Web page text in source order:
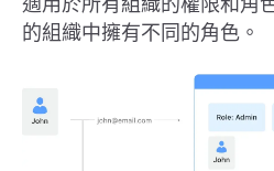
的組織中擁有不同的角色。